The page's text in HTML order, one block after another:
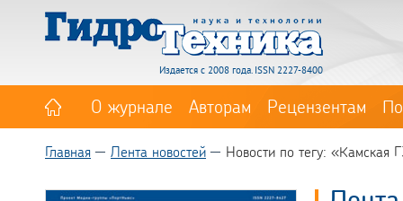
Издается с 2008 года. ISSN 2227-8400
О журнале Авторам Рецензентам
Главная Лента новостей Новости по тегу: «Камская